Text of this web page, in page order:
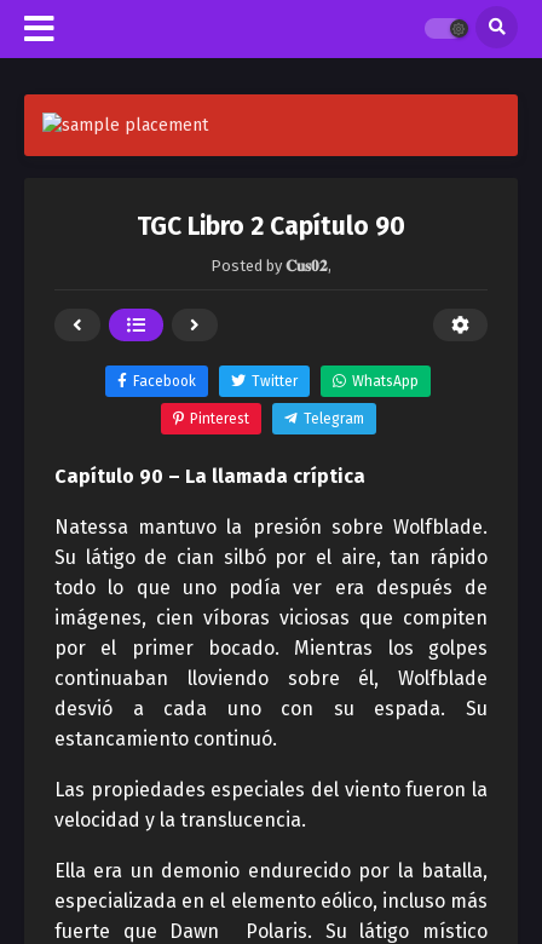
TGC Libro 2 Capítulo 90
Posted by 𝐂𝐮𝐬𝟎𝟐,
Facebook Twitter WhatsApp
Pinterest Telegram
Capítulo 90 – La llamada críptica
Natessa mantuvo la presión sobre Wolfblade.
Su látigo de cian silbó por el aire, tan rápido
todo lo que uno podía ver era después de
imágenes, cien víboras viciosas que compiten
por el primer bocado. Mientras los golpes
continuaban lloviendo sobre él, Wolfblade
desvió a cada uno con su espada. Su
estancamiento continuó.
Las propiedades especiales del viento fueron la
velocidad y la translucencia.
Ella era un demonio endurecido por la batalla,
especializada en el elemento eólico, incluso más
fuerte que Dawn Polaris. Su látigo místico